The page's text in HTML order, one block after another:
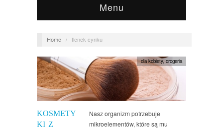
Menu
Home / tlenek cynku
KOSMETY
KI Z
dla kobiety,drogeria
Nasz organizm potrzebuje
mikroelementów, które są mu